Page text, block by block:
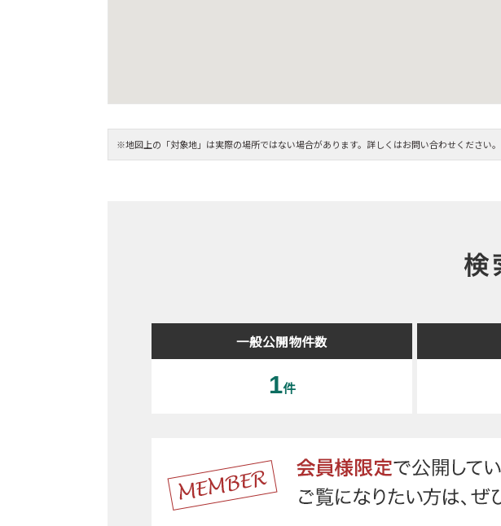
※地図上の「対象地」は実際の場所ではない場合があります。詳しくはお問い合わせください。
一般公開物件数
1件